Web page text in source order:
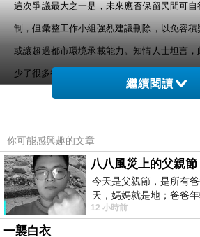
這次爭議最大之一是，未來應否保留民間可
制，但彙整工作小組強烈建議刪除，以免容積
或讓超過都市環境承載能力。知情人士坦言
少了很多都更案推動空間，衝擊建商利益甚大
下，建商實施都更，可採部分協議合建，部分
種方式在地主分配到的權益條件不一，實務上
張刪除，同一都更單元，建商要不完全採協
換，不能夾雜兩種方式。惟立委張慶忠及盧嘉
焦點之一。
繼續閱讀
你可能感興趣的文章
今天是父親節，是所有
天，媽媽就是地；爸爸
理家務，職業不分高低貴
12 小時前
一襲白衣